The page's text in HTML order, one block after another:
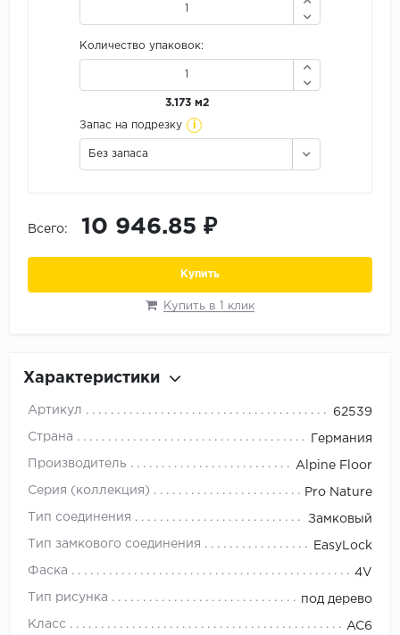
Орех
Ясень
Количество упаковок:
3.173 м2
Запас на подрезку i
Без запаса
Всего: 10 946.85 ₽
Купить
Купить в 1 клик
Характеристики
Артикул 62539
Страна Германия
Производитель Alpine Floor
Серия (коллекция) Pro Nature
Тип соединения Замковый
Тип замкового соединения EasyLock
Фаска 4V
Тип рисунка под дерево
Класс AC6